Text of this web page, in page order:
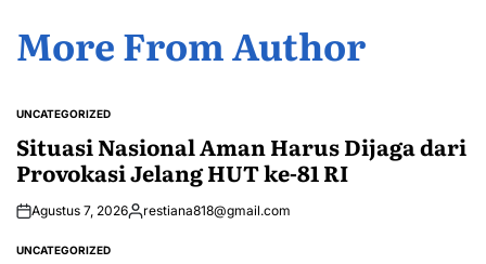
More From Author
POSTED
UNCATEGORIZED
Situasi Nasional Aman Harus Dijaga dari
Provokasi Jelang HUT ke-81 RI
Agustus 7, 2026Posted
restiana818@gmail.com
POSTED
UNCATEGORIZED